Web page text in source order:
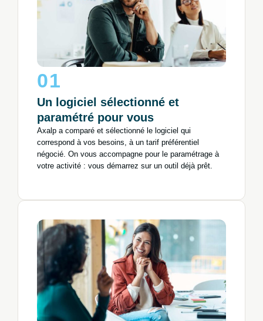
01
Un logiciel sélectionné et
paramétré pour vous
Axalp a comparé et sélectionné le logiciel qui
correspond à vos besoins, à un tarif préférentiel
négocié. On vous accompagne pour le paramétrage à
votre activité : vous démarrez sur un outil déjà prêt.